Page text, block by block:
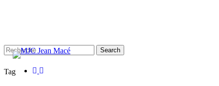
facebook
instagram
Search
Close
Tag